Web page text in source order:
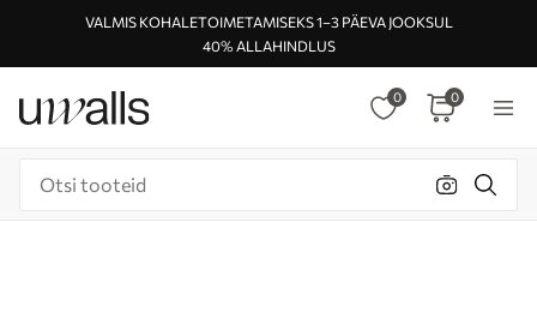
VALMIS KOHALETOIMETAMISEKS 1–3 PÄEVA JOOKSUL
40% ALLAHINDLUS
0 0